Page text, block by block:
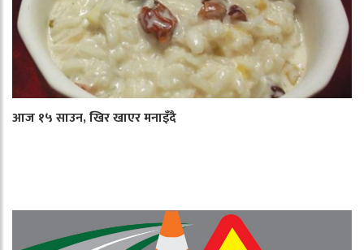
आज १५ साउन, खिर खाएर मनाइँदै